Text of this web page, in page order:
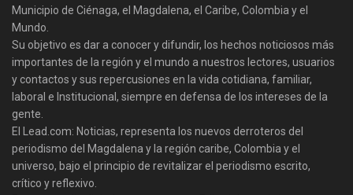
Municipio de Ciénaga, el Magdalena, el Caribe, Colombia y el
Mundo.
Su objetivo es dar a conocer y difundir, los hechos noticiosos más
importantes de la región y el mundo a nuestros lectores, usuarios
y contactos y sus repercusiones en la vida cotidiana, familiar,
laboral e Institucional, siempre en defensa de los intereses de la
gente.
El Lead.com: Noticias, representa los nuevos derroteros del
periodismo del Magdalena y la región caribe, Colombia y el
universo, bajo el principio de revitalizar el periodismo escrito,
crítico y reflexivo.